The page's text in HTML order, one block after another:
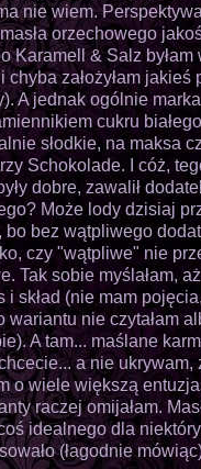
nie wiem.
orzechowego
Karamell & Salz
chyba założyłam jakieś
A jednak ogólnie
cukru białego
słodkie, na maksa
Schokolade. I cóż,
dobre, zawalił
Może lody dzisiaj
bo bez wątpliwego
czy "wątpliwe" nie
Tak sobie myślałam,
i skład (nie mam
wariantu nie czytałam
A tam... maślane
a nie ukrywam,
o wiele większą
raczej omijałam.
idealnego dla
(łagodnie